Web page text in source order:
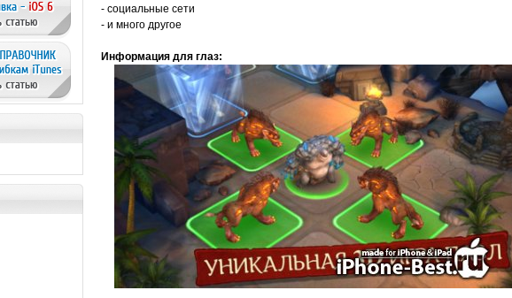
- социальные сети
- и много другое
Информация для глаз: